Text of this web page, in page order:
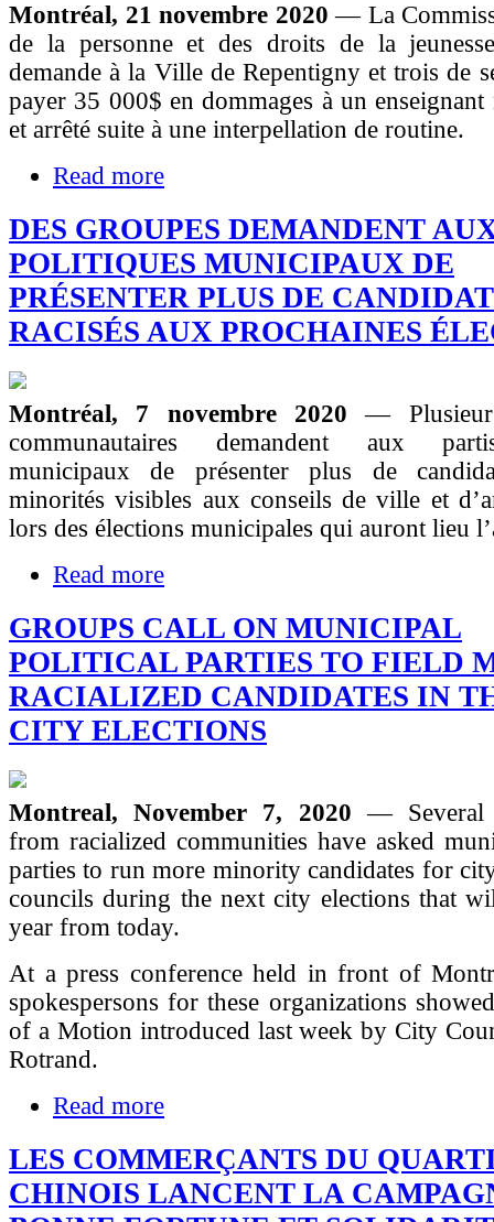
Montréal, 21 novembre 2020— La
de la personne et des droits de la
demande à la Ville de Repentigny et trois de
payer 35 000$ en dommages à un
et arrêté suite à une interpellation de routine.
Read more
DES GROUPES DEMANDENT
POLITIQUES MUNICIPAUX DE
PRÉSENTER PLUS DE
RACISÉS AUX PROCHAINES
Montréal, 7 novembre 2020—
communautaires demandent aux
municipaux de présenter plus de
minorités visibles aux conseils de ville et
lors des élections municipales qui auront lieu
Read more
GROUPS CALL ON MUNICIPAL
POLITICAL PARTIES TO FIELD
RACIALIZED CANDIDATES IN
CITY ELECTIONS
Montreal, November 7, 2020— Several
from racialized communities have asked
parties to run more minority candidates for
councils during the next city elections that
year from today.
At a press conference held in front of
spokespersons for these organizations
of a Motion introduced last week by City
Rotrand.
Read more
LES COMMERÇANTS DU
CHINOIS LANCENT LA